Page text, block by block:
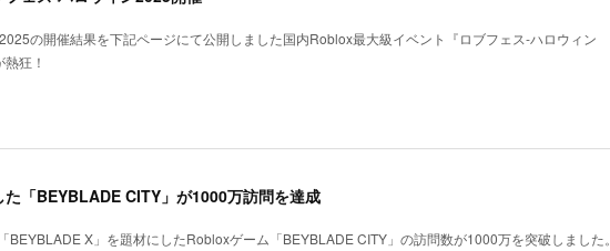
の開催結果を下記ページにて公開しました国内Roblox最大級イベント『ロブフェス‐ハロウィン
狂！
た「BEYBLADE CITY」が1000万訪問を達成
BEYBLADE X」を題材にしたRobloxゲーム「BEYBLADE CITY」の訪問数が1000万を突破しました。